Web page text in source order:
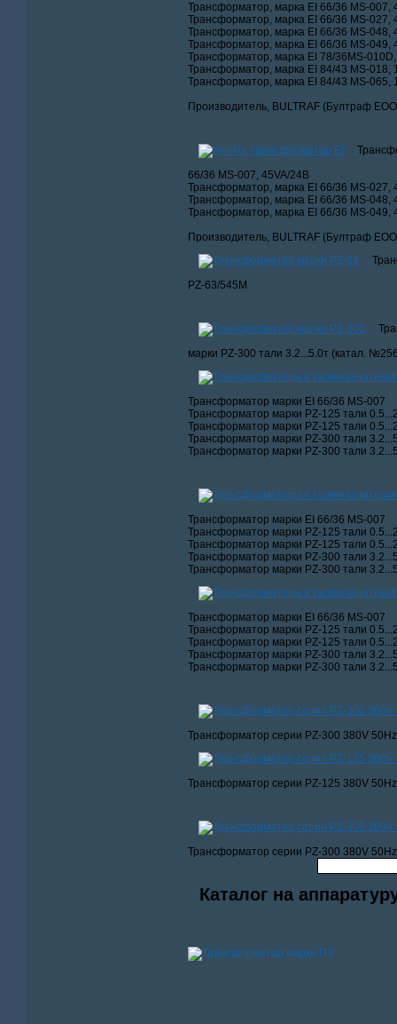
Трансформатор, марка EI 66/36 MS-007,
Трансформатор, марка EI 66/36 MS-027,
Трансформатор, марка EI 66/36 MS-048,
Трансформатор, марка EI 66/36 MS-049,
Трансформатор, марка EI 78/36MS-
Трансформатор, марка EI 84/43 MS-018,
Трансформатор, марка EI 84/43 MS-065,
Производитель, BULTRAF (Бултраф
66/36 MS-007, 45VA/24В
Трансформатор, марка EI 66/36 MS-027,
Трансформатор, марка EI 66/36 MS-048,
Трансформатор, марка EI 66/36 MS-049,
Производитель, BULTRAF (Бултраф
PZ-63/545M
марки PZ-300 тали 3.2...5.0т (катал.
Трансформатор марки EI 66/36 MS-007
Трансформатор марки PZ-125 тали
Трансформатор марки PZ-125 тали
Трансформатор марки PZ-300 тали
Трансформатор марки PZ-300 тали
Трансформатор марки EI 66/36 MS-007
Трансформатор марки PZ-125 тали
Трансформатор марки PZ-125 тали
Трансформатор марки PZ-300 тали
Трансформатор марки PZ-300 тали
Трансформатор марки EI 66/36 MS-007
Трансформатор марки PZ-125 тали
Трансформатор марки PZ-125 тали
Трансформатор марки PZ-300 тали
Трансформатор марки PZ-300 тали
Трансформатор серии PZ-300 380V 50Hz
Трансформатор серии PZ-125 380V 50Hz
Трансформатор серии PZ-300 380V 50Hz
Каталог на